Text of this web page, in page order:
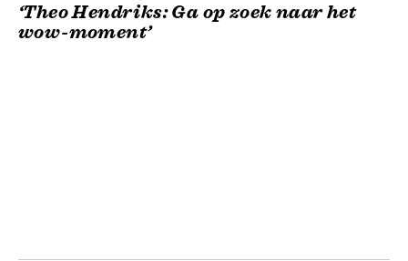
‘Theo Hendriks: Ga op zoek naar het
wow-moment’